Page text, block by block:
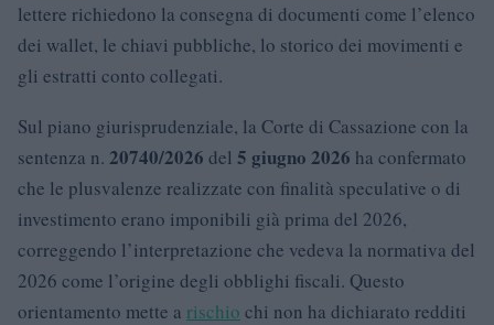
lettere richiedono la consegna di documenti come l’elenco
dei wallet, le chiavi pubbliche, lo storico dei movimenti e
gli estratti conto collegati.
Sul piano giurisprudenziale, la Corte di Cassazione con la
sentenza n. 20740/2026 del 5 giugno 2026 ha confermato
che le plusvalenze realizzate con finalità speculative o di
investimento erano imponibili già prima del 2026,
correggendo l’interpretazione che vedeva la normativa del
2026 come l’origine degli obblighi fiscali. Questo
orientamento mette a rischio chi non ha dichiarato redditi